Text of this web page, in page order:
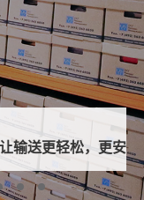
松，更安静